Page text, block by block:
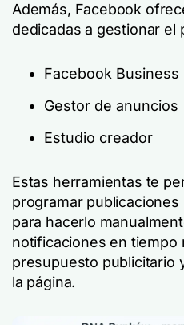
Además, Facebook
dedicadas a gestionar el
Facebook Business
Gestor de anuncios
Estudio creador
Estas herramientas te
programar
para hacerlo
notificaciones en tiempo
presupuesto publicitario
la página.